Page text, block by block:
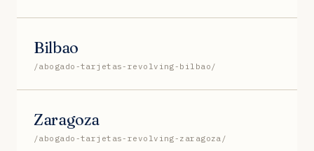
Bilbao
/abogado-tarjetas-revolving-bilbao/
Zaragoza
/abogado-tarjetas-revolving-zaragoza/